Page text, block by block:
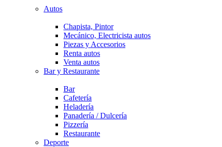
Autos
Chapista, Pintor
Mecánico, Electricista autos
Piezas y Accesorios
Renta autos
Venta autos
Bar y Restaurante
Bar
Cafetería
Heladería
Panadería / Dulcería
Pizzería
Restaurante
Deporte